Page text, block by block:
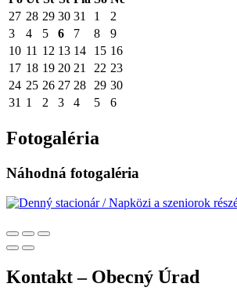
27 28 29 30 31 1
2
3
4 5 6 7 8
9
10 11 12 13 14 15 16
17 18 19 20 21 22 23
24 25 26 27 28 29 30
31 1 2 3 4 5 6
Fotogaléria
Náhodná fotogaléria
Kontakt – Obecný Úrad